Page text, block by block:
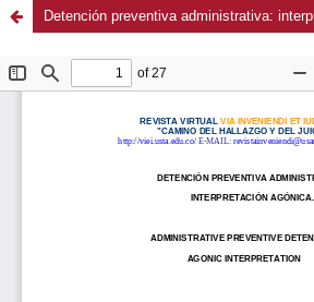
Detención preventiva administrativa: